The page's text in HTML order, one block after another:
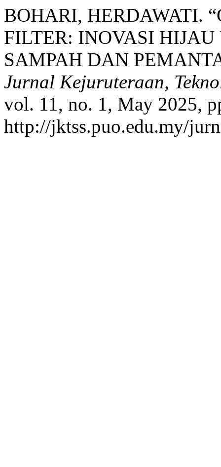
BOHARI, HERDAWATI.
FILTER: INOVASI
SAMPAH DAN
Jurnal Kejuruteraan,
vol. 11, no. 1, May 2025,
http://jktss.puo.edu.my/